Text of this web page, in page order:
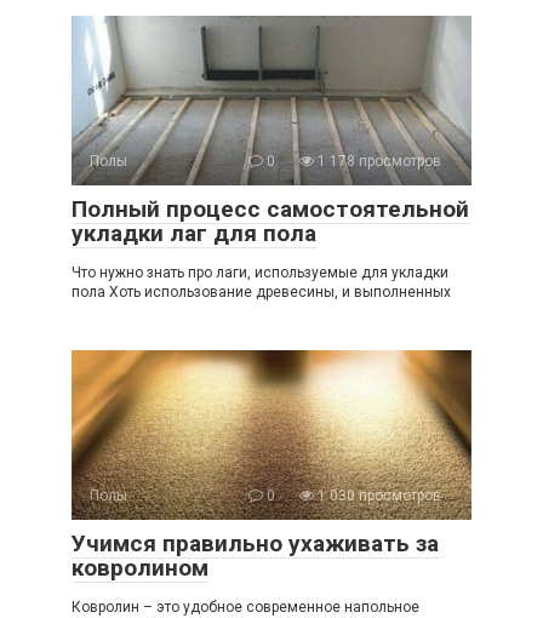
Полы 0 1 178 просмотров
Полный процесс самостоятельной
укладки лаг для пола
Что нужно знать про лаги, используемые для укладки
пола Хоть использование древесины, и выполненных
Полы 0 1 030 просмотров
Учимся правильно ухаживать за
ковролином
Ковролин – это удобное современное напольное